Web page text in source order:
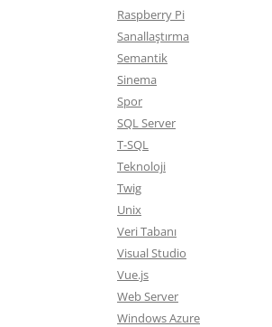
Raspberry Pi
Sanallaştırma
Semantik
Sinema
Spor
SQL Server
T-SQL
Teknoloji
Twig
Unix
Veri Tabanı
Visual Studio
Vue.js
Web Server
Windows Azure